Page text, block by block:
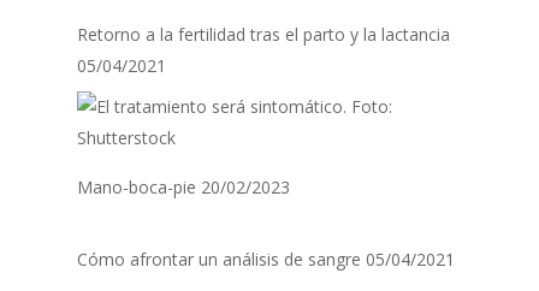
Retorno a la fertilidad tras el parto y la lactancia
05/04/2021
Mano-boca-pie 20/02/2023
Cómo afrontar un análisis de sangre 05/04/2021